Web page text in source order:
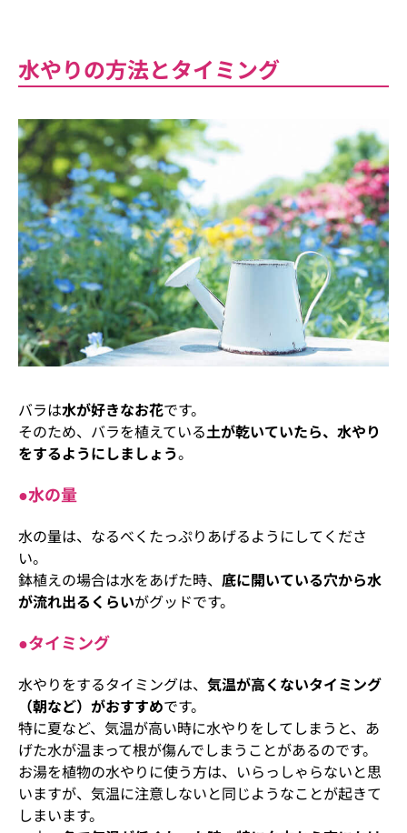
水やりの方法とタイミング
バラは水が好きなお花です。
そのため、バラを植えている土が乾いていたら、水やり
をするようにしましょう。
●水の量
水の量は、なるべくたっぷりあげるようにしてくださ
い。
鉢植えの場合は水をあげた時、 底に開いている穴から水
が流れ出るくらいがグッドです。
●タイミング
水やりをするタイミングは、 気温が高くないタイミング
（朝など）がおすすめです。
特に夏など、気温が高い時に水やりをしてしまうと、あ
げた水が温まって根が傷んでしまうことがあるのです。
お湯を植物の水やりに使う方は、いらっしゃらないと思
いますが、気温に注意しないと同じようなことが起きて
しまいます。